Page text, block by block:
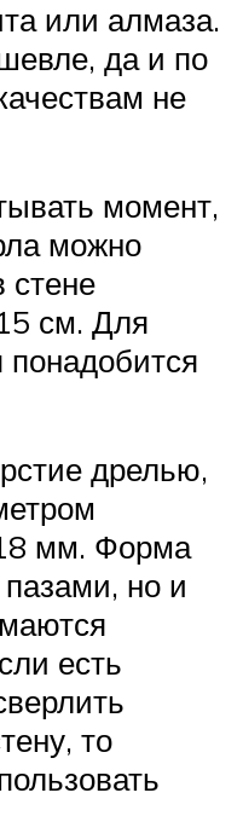
или алмаза.
да и по
не
момент,
можно
стене
см. Для
понадобится
дрелью,
мм. Форма
но и
есть
то